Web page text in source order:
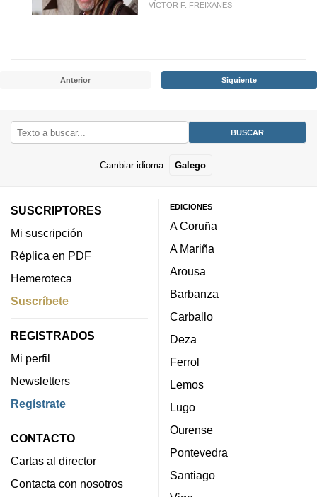
VÍCTOR F. FREIXANES
Anterior Siguiente
Cambiar idioma: Galego
SUSCRIPTORES
Mi suscripción
Réplica en PDF
Hemeroteca
Suscríbete
REGISTRADOS
Mi perfil
Newsletters
Regístrate
CONTACTO
Cartas al director
Contacta con nosotros
EDICIONES
A Coruña
A Mariña
Arousa
Barbanza
Carballo
Deza
Ferrol
Lemos
Lugo
Ourense
Pontevedra
Santiago